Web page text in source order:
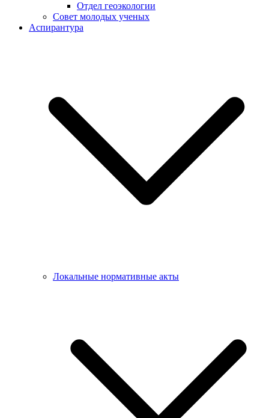
Отдел геоэкологии
Совет молодых ученых
Аспирантура
Локальные нормативные акты